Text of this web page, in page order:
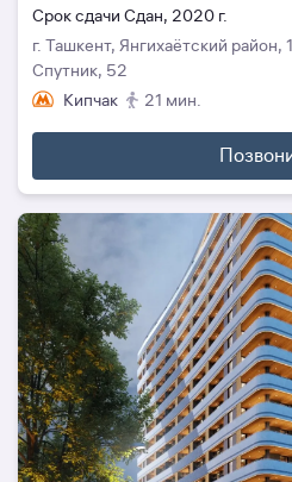
Cрок сдачи Сдан, 2020 г.
г. Ташкент, Янгихаётский район,
Спутник, 52
Кипчак
21 мин.